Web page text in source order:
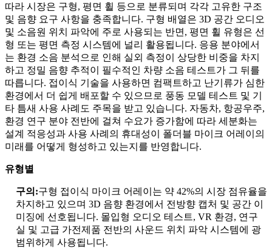
따라 시장은 구형, 평면 휠 등으로 분류되며 각각 고유한 구조
및 음향 요구 사항을 충족합니다. 구형 배열은 3D 공간 오디오
및 소음원 위치 파악에 주로 사용되는 반면, 평면 휠 유형은 선
형 또는 평면 측정 시스템에 널리 활용됩니다. 응용 분야에서
는 환경 소음 분석으로 인해 실외 측정이 상당한 비중을 차지
하고 정밀 음향 추적이 필수적인 차량 소음 테스트가 그 뒤를
따릅니다. 접이식 기술을 사용하면 컴팩트하고 난기류가 심한
환경에서 더 쉽게 배포할 수 있으므로 풍동 모델 테스트 및 기
타 틈새 사용 사례도 주목을 받고 있습니다. 자동차, 항공우주,
환경 연구 분야 전반에 걸쳐 수요가 증가함에 따라 세분화는
설계 적응성과 사용 사례의 휴대성이 폴더블 마이크 어레이의
미래를 어떻게 형성하고 있는지를 반영합니다.
유형별
구의:구형 접이식 마이크 어레이는 약 42%의 시장 점유율을
차지하고 있으며 3D 음향 환경에서 전방향 캡처 및 공간 이
미징에 선호됩니다. 몰입형 오디오 테스트, VR 환경, 연구
실 및 고급 가전제품 전반의 사운드 위치 파악 시스템에 광
범위하게 사용됩니다.